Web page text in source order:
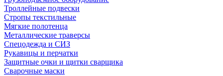
Троллейные подвески
Стропы текстильные
Мягкие полотенца
Металлические траверсы
Спецодежда и СИЗ
Рукавицы и перчатки
Защитные очки и щитки сварщика
Сварочные маски